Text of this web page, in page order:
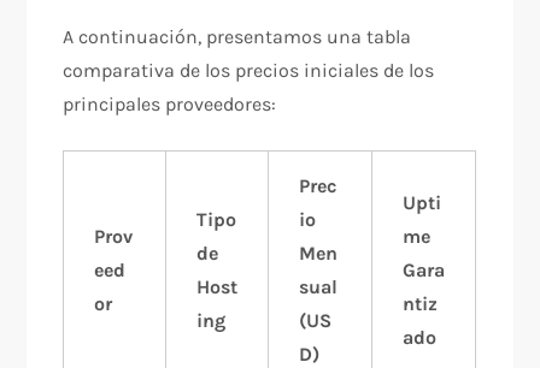
A continuación, presentamos una tabla
comparativa de los precios iniciales de los
principales proveedores:
Prov
eed
or
Tipo
de
Host
ing
Prec
io
Men
sual
(US
D)
Upti
me
Gara
ntiz
ado